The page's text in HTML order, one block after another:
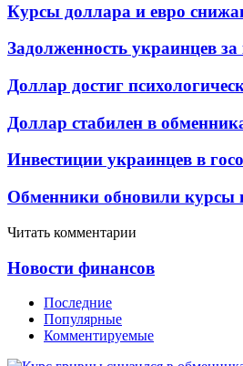
Курсы доллара и евро
Задолженность украинцев
Доллар достиг
Доллар стабилен в
Инвестиции украинцев в
Обменники обновили курсы
Читать комментарии
Новости финансов
Последние
Популярные
Комментируемые